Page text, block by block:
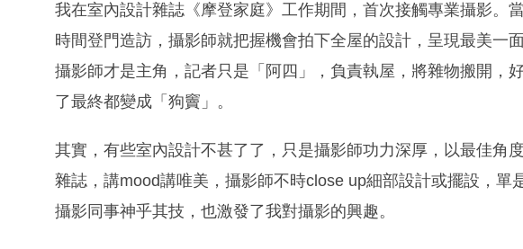
我在室內設計雜誌《摩登家庭》工作期間，首次接觸專業攝影。
時間登門造訪，攝影師就把握機會拍下全屋的設計，呈現最美一
攝影師才是主角，記者只是「阿四」，負責執屋，將雜物搬開，
了最終都變成「狗竇」。
其實，有些室內設計不甚了了，只是攝影師功力深厚，以最佳角
雜誌，講mood講唯美，攝影師不時close up細部設計或擺設，單
攝影同事神乎其技，也激發了我對攝影的興趣。